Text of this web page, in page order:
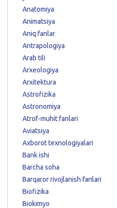
Anatomiya
Animatsiya
Aniq fanlar
Antrapologiya
Arab tili
Arxeologiya
Arxitektura
Astrofizika
Astronomiya
Atrof-muhit fanlari
Aviatsiya
Axborot texnologiyalari
Bank ishi
Barcha soha
Barqaror rivojlanish fanlari
Biofizika
Biokimyo